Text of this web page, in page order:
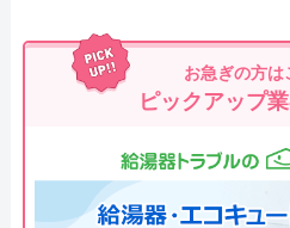
お急ぎの方は
ピックアップ